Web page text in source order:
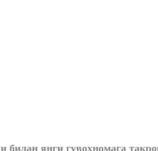
билан янги гувоҳномага